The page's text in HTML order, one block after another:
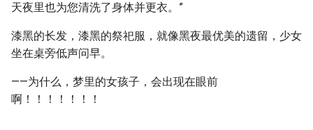
天夜里也为您清洗了身体并更衣。”
漆黑的长发，漆黑的祭祀服，就像黑夜最优美的遗留，少女
坐在桌旁低声问早。
——为什么，梦里的女孩子，会出现在眼前
啊！！！！！！！